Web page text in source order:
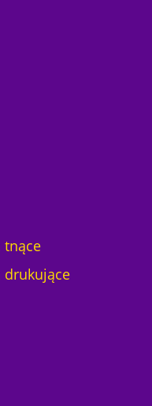
tnące
drukujące